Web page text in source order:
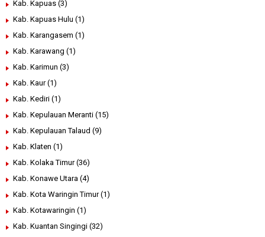
Kab. Kapuas (3)
Kab. Kapuas Hulu (1)
Kab. Karangasem (1)
Kab. Karawang (1)
Kab. Karimun (3)
Kab. Kaur (1)
Kab. Kediri (1)
Kab. Kepulauan Meranti (15)
Kab. Kepulauan Talaud (9)
Kab. Klaten (1)
Kab. Kolaka Timur (36)
Kab. Konawe Utara (4)
Kab. Kota Waringin Timur (1)
Kab. Kotawaringin (1)
Kab. Kuantan Singingi (32)